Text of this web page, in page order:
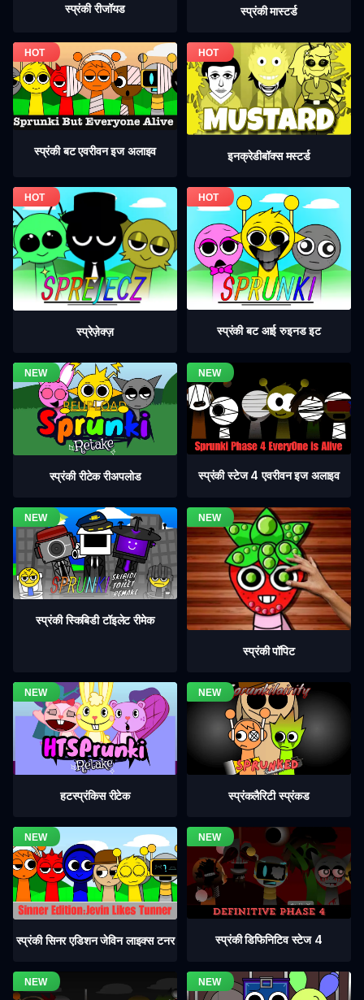
स्प्रंकी रीजॉयड स्प्रंकी मास्टर्ड
स्प्रंकी बट एवरीवन इज अलाइव इनक्रेडीबॉक्स मस्टर्ड
स्प्रेज़ेक्ज़ स्प्रंकी बट आई रुइनड इट
स्प्रंकी रीटेक रीअपलोड स्प्रंकी स्टेज 4 एवरीवन इज अलाइव
स्प्रंकी स्किबिडी टॉइलेट रीमेक
स्प्रंकी पॉपिट
हटस्प्रंकिस रीटेक स्प्रंकलैरिटी स्प्रंकड
स्प्रंकी सिनर एडिशन जेविन लाइक्स टनर स्प्रंकी डिफिनिटिव स्टेज 4